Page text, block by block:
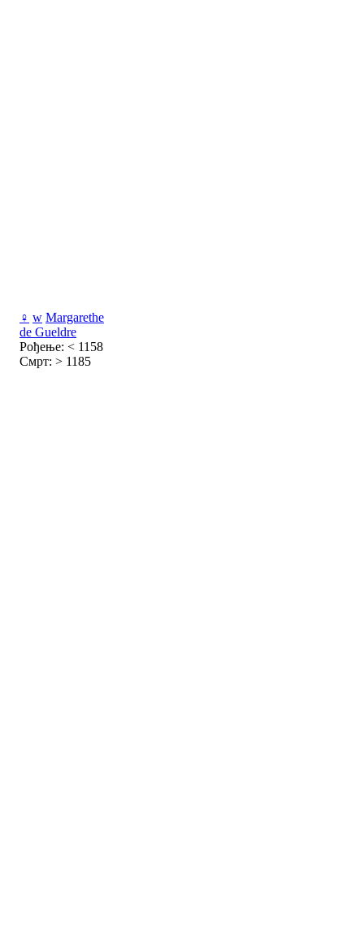
♀ w Margarethe
de Gueldre
Рођење: < 1158
Смрт: > 1185